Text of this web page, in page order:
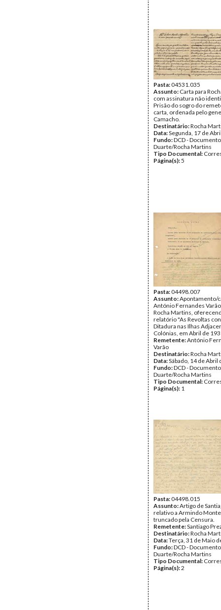
Pasta:04531.035
Assunto: Carta para
com assinatura não
Prisão do sogro do
carta, ordenada pelo
Camacho.
Destinatário:Rocha
Data:Segunda, 17 de
Fundo:DCD -
Duarte/Rocha Martins
Tipo Documental:
Página(s):5
Pasta:04498.007
Assunto:Apontamento/
António Fernandes
Rocha Martins,
relatório "As Revoltas
Ditadura nas Ilhas
Colónias, em Abril de
Remetente:António
Varão
Destinatário:Rocha
Data:Sábado, 14 de Abril
Fundo:DCD -
Duarte/Rocha Martins
Tipo Documental:
Página(s): 1
Pasta:04498.015
Assunto:Artigo de
relativo a Armindo
truncado pela Censura.
Remetente:Santiago
Destinatário:Rocha
Data:Terça, 31 de Maio
Fundo:DCD -
Duarte/Rocha Martins
Tipo Documental:
Página(s):2